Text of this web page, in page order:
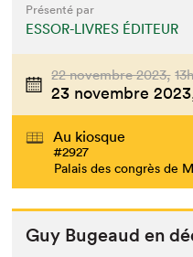
Présenté par
ESSOR-LIVRES ÉDITEUR
22 novembre 2023,
23 novembre
Au kiosque
#2927
Palais des congrès de
Guy Bugeaud en